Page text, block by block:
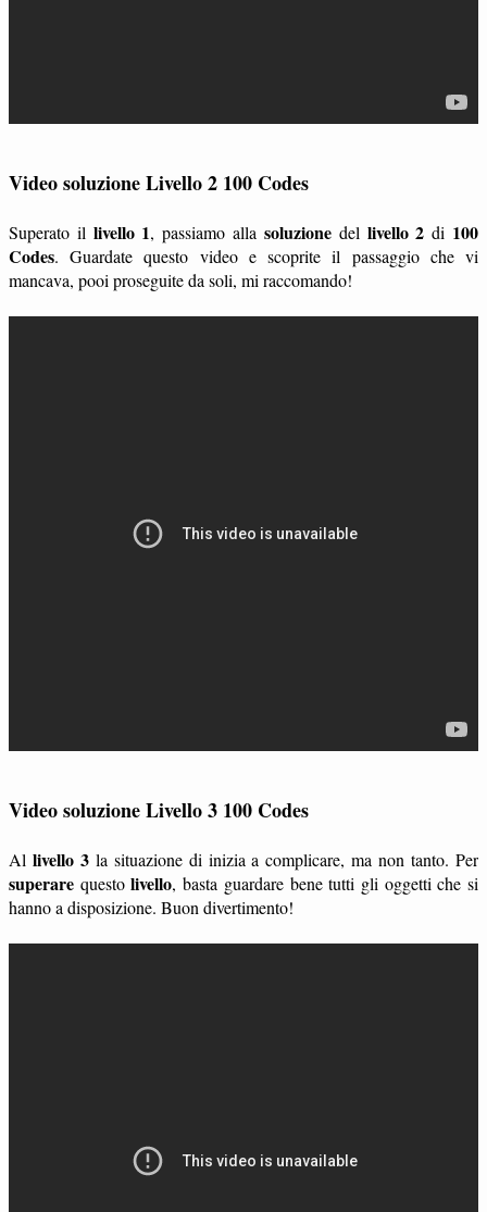
Video soluzione Livello 2 100 Codes
Superato il livello 1, passiamo alla soluzionedel livello 2 di 100
Codes. Guardate questo video e scoprite il passaggio che vi
mancava, pooi proseguite da soli, mi raccomando!
Video soluzione Livello 3 100 Codes
Al livello 3la situazione di inizia a complicare, ma non tanto. Per
superare questolivello, basta guardare bene tutti gli oggetti che si
hanno a disposizione. Buon divertimento!